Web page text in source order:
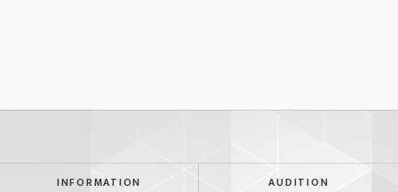
INFORMATION AUDITION